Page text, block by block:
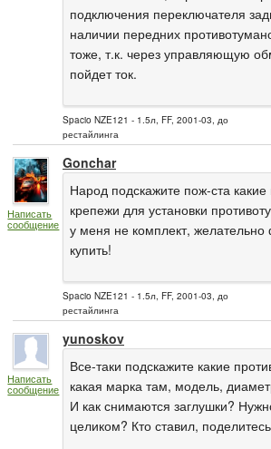
подключения переключателя
наличии передних
тоже, т.к. через управляющую
пойдет ток.
Spacio NZE121 - 1.5л, FF, 2001-03, до
рестайлинга
Написать
сообщение
Gonchar
Народ подскажите пож-ста какие
крепежи для установки
у меня не комплект,
купить!
Spacio NZE121 - 1.5л, FF, 2001-03, до
рестайлинга
Написать
сообщение
yunoskov
Все-таки подскажите какие
какая марка там, модель,
И как снимаются заглушки?
целиком? Кто ставил, поделитесь